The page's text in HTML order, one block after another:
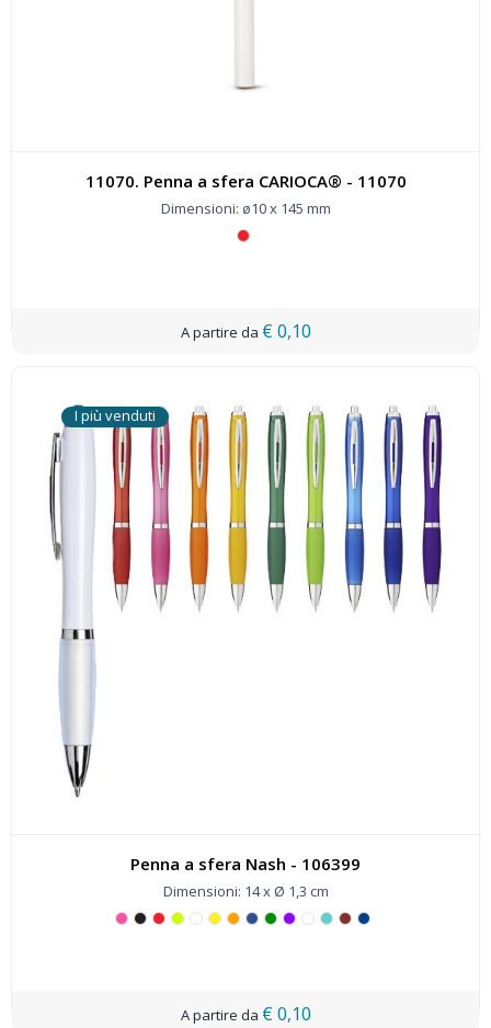
11070. Penna a sfera CARIOCA® - 11070
Dimensioni: ø10 x 145 mm
€ 0,10
I più venduti
Penna a sfera Nash - 106399
Dimensioni: 14 x Ø 1,3 cm
€ 0,10